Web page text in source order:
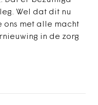
Wel dat dit nu
ons met alle macht
in de zorg